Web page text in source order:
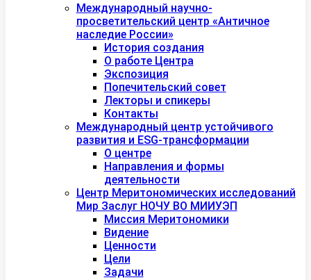
Международный научно-
просветительский центр «Античное
наследие России»
История создания
О работе Центра
Экспозиция
Попечительский совет
Лекторы и спикеры
Контакты
Международный центр устойчивого
развития и ESG-трансформации
О центре
Направления и формы
деятельности
Центр Меритономических исследований
Мир Заслуг НОЧУ ВО МИИУЭП
Миссия Меритономики
Видение
Ценности
Цели
Задачи